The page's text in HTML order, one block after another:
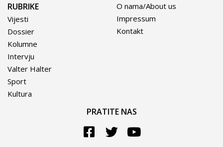
RUBRIKE
Vijesti
Dossier
Kolumne
Intervju
Valter Halter
Sport
Kultura
O nama/About us
Impressum
Kontakt
PRATITE NAS